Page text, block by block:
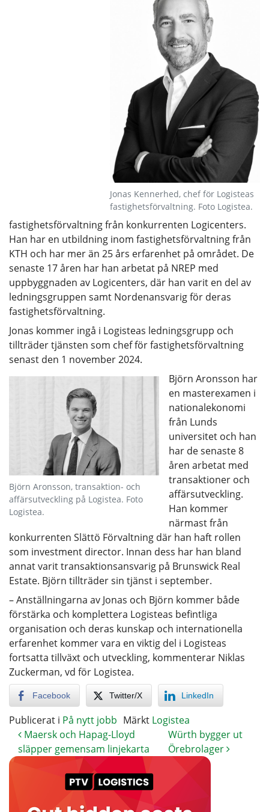
Jonas Kennerhed, chef för Logisteas
fastighetsförvaltning. Foto Logistea.
fastighetsförvaltning från konkurrenten Logicenters.
Han har en utbildning inom fastighetsförvaltning från
KTH och har mer än 25 års erfarenhet på området. De
senaste 17 åren har han arbetat på NREP med
uppbyggnaden av Logicenters, där han varit en del av
ledningsgruppen samt Nordenansvarig för deras
fastighetsförvaltning.
Jonas kommer ingå i Logisteas ledningsgrupp och
tillträder tjänsten som chef för fastighetsförvaltning
senast den 1 november 2024.
Björn Aronsson, transaktion- och
affärsutveckling på Logistea. Foto
Logistea.
Björn Aronsson har
en masterexamen i
nationalekonomi
från Lunds
universitet och han
har de senaste 8
åren arbetat med
transaktioner och
affärsutveckling.
Han kommer
närmast från
konkurrenten Slättö Förvaltning där han haft rollen
som investment director. Innan dess har han bland
annat varit transaktionsansvarig på Brunswick Real
Estate. Björn tillträder sin tjänst i september.
– Anställningarna av Jonas och Björn kommer både
förstärka och komplettera Logisteas befintliga
organisation och deras kunskap och internationella
erfarenhet kommer vara en viktig del i Logisteas
fortsatta tillväxt och utveckling, kommenterar Niklas
Zuckerman, vd för Logistea.
Facebook Twitter/X LinkedIn
Publicerat i På nytt jobb Märkt Logistea
Maersk och Hapag-Lloyd
släpper gemensam linjekarta
Würth bygger ut
Örebrolager